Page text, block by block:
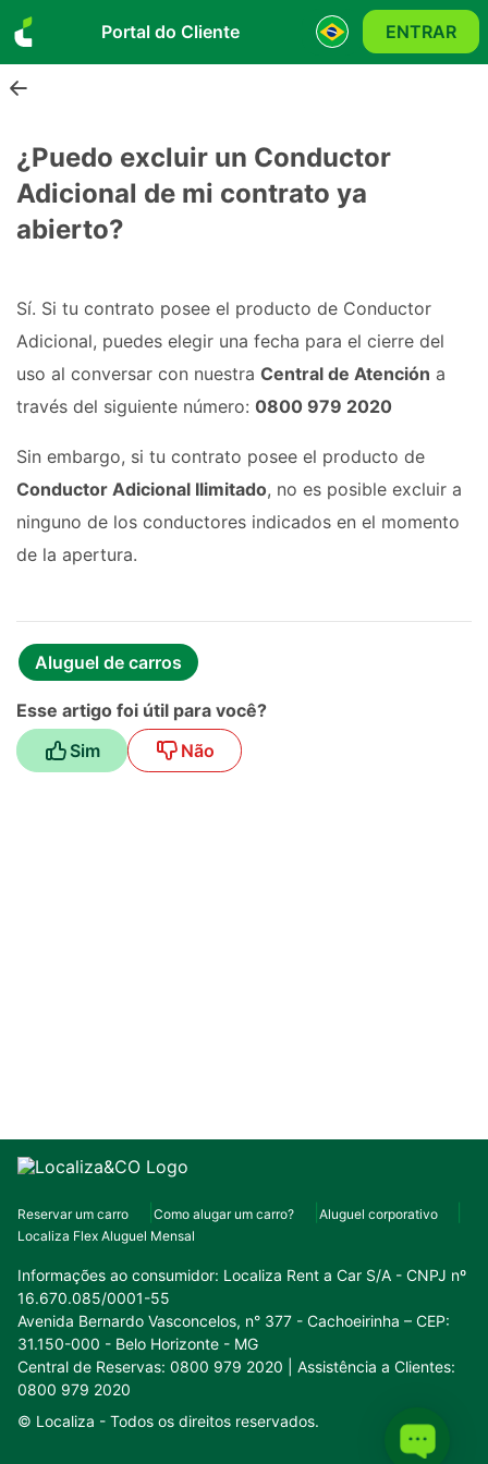
Portal do Cliente ENTRAR
¿Puedo excluir un Conductor
Adicional de mi contrato ya
abierto?
Sí. Si tu contrato posee el producto de Conductor
Adicional, puedes elegir una fecha para el cierre del
uso al conversar con nuestra Central de Atención a
través del siguiente número: 0800 979 2020
Sin embargo, si tu contrato posee el producto de
Conductor Adicional Ilimitado, no es posible excluir a
ninguno de los conductores indicados en el momento
de la apertura.
Esse artigo foi útil para você?
Sim
Não
Aluguel de carros
Reservar um carro Como alugar um carro?
Aluguel corporativo
Localiza Flex Aluguel Mensal
Informações ao consumidor: Localiza Rent a Car S/A - CNPJ nº
16.670.085/0001-55
Avenida Bernardo Vasconcelos, n° 377 - Cachoeirinha – CEP:
31.150-000 - Belo Horizonte - MG
Central de Reservas: 0800 979 2020 | Assistência a Clientes:
0800 979 2020
© Localiza - Todos os direitos reservados.